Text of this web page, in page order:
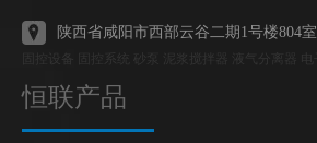
陕西省咸阳市西部云谷二期1号楼804室
恒联产品